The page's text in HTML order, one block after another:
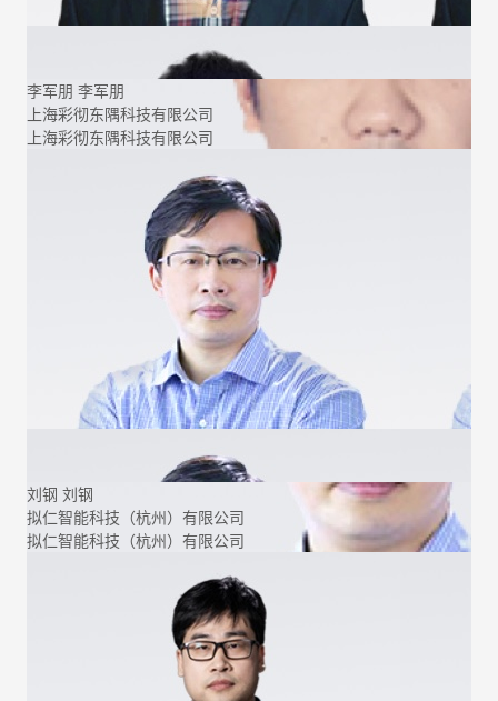
李军朋 李军朋
上海彩彻东隅科技有限公司
上海彩彻东隅科技有限公司
刘钢 刘钢
拟仁智能科技（杭州）有限公司
拟仁智能科技（杭州）有限公司